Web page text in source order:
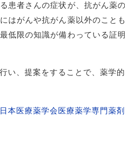
患者さんの症状が、抗がん薬
はがんや抗がん薬以外のこと
低限の知識が備わっている証
い、提案をすることで、薬学
本医療薬学会医療薬学専門薬